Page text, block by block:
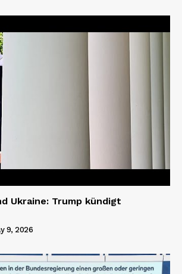
Ukraine: Trump kündigt
9, 2026